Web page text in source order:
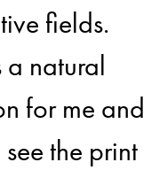
fields.
natural
for me and
see the print